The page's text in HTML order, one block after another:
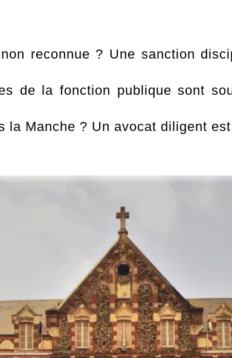
reconnue ? Une sanction
de la fonction publique sont
la Manche ? Un avocat diligent